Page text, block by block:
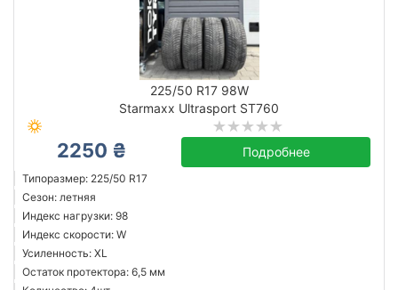
225/50 R17 98W
Starmaxx Ultrasport ST760
2250 ₴ Подробнее
Типоразмер: 225/50 R17
Сезон: летняя
Индекс нагрузки: 98
Индекс скорости: W
Усиленность: XL
Остаток протектора: 6,5 мм